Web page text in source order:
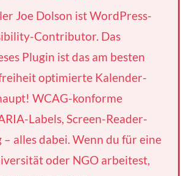
Joe Dolson ist WordPress-
Contributor. Das
Plugin ist das am besten
optimierte Kalender-
WCAG-konforme
Labels, Screen-Reader-
alles dabei. Wenn du für eine
oder NGO arbeitest,